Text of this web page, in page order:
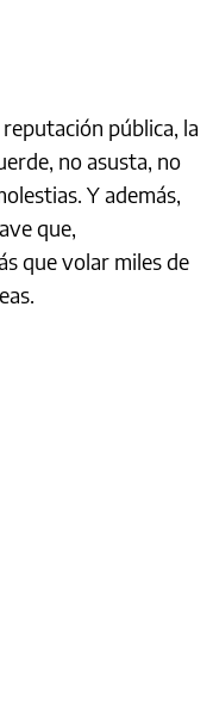
pública, la
no asusta, no
Y además,
que,
que volar miles de